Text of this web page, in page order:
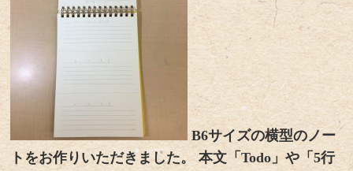
B6サイズの横型のノー
トをお作りいただきました。 本文「Todo」や「5行